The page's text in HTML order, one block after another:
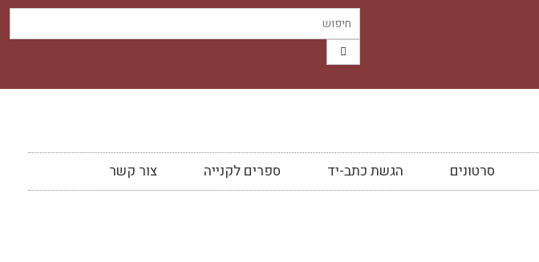
סרטונים הגשת כתב-יד ספרים לקנייה צור קשר